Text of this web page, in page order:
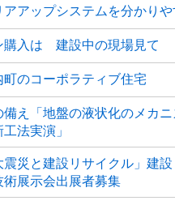
アアップシステムを分かりや
購入は 建設中の現場見て
町のコーポラティブ住宅
備え「地盤の液状化のメカ
法実演」
震災と建設リサイクル」建
術展示会出展者募集